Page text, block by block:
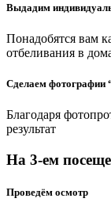
Выдадим
Понадобятся вам
отбеливания в
Сделаем
Благодаря
результат
На 3-ем
Проведём осмотр